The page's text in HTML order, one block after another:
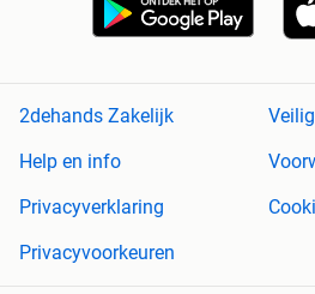
2dehands Zakelijk
Help en info
Privacyverklaring
Privacyvoorkeuren